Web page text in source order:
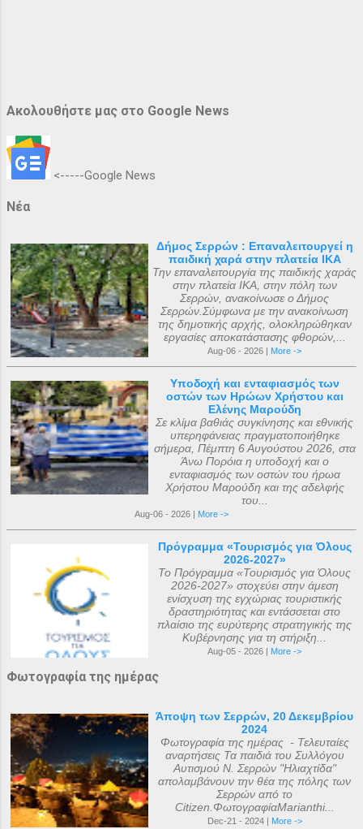
Ακολουθήστε μας στο Google News
<-----Google News
Νέα
Δήμος Σερρών : Επαναλειτουργεί η
παιδική χαρά στην πλατεία ΙΚΑ
Την επαναλειτουργία της παιδικής χαράς
στην πλατεία ΙΚΑ, στην πόλη των
Σερρών, ανακοίνωσε ο Δήμος
Σερρών.Σύμφωνα με την ανακοίνωση
της δημοτικής αρχής, ολοκληρώθηκαν
εργασίες αποκατάστασης φθορών,...
Aug-06 - 2026 | More ->
Υποδοχή και ενταφιασμός των
οστών των Ηρώων Χρήστου και
Ελένης Μαρούδη
Σε κλίμα βαθιάς συγκίνησης και εθνικής
υπερηφάνειας πραγματοποιήθηκε
σήμερα, Πέμπτη 6 Αυγούστου 2026, στα
Άνω Πορόια η υποδοχή και ο
ενταφιασμός των οστών του ήρωα
Χρήστου Μαρούδη και της αδελφής
του...
Aug-06 - 2026 | More ->
Πρόγραμμα «Τουρισμός για Όλους
2026-2027»
Το Πρόγραμμα «Τουρισμός για Όλους
2026-2027» στοχεύει στην άμεση
ενίσχυση της εγχώριας τουριστικής
δραστηριότητας και εντάσσεται στο
πλαίσιο της ευρύτερης στρατηγικής της
Κυβέρνησης για τη στήριξη...
Aug-05 - 2026 | More ->
Φωτογραφία της ημέρας
Άποψη των Σερρών, 20 Δεκεμβρίου
2024
Φωτογραφία της ημέρας - Τελευταίες
αναρτήσεις Τα παιδιά του Συλλόγου
Αυτισμού Ν. Σερρών "Ηλιαχτίδα"
απολαμβάνουν την θέα της πόλης των
Σερρών από το
Citizen.ΦωτογραφίαMarianthi...
Dec-21 - 2024 | More ->